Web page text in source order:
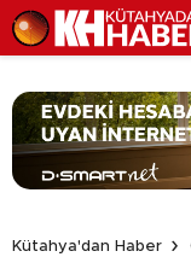
Kütahya'dan Haber